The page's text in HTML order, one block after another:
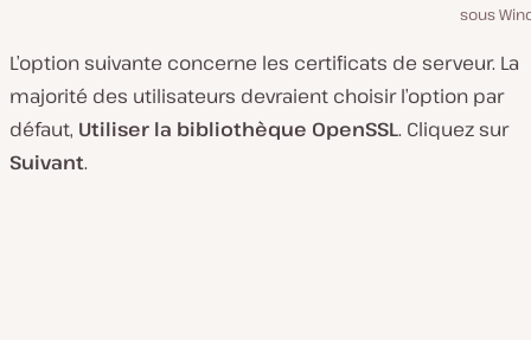
sous
L’option suivante concerne les certificats de serveur. La
majorité des utilisateurs devraient choisir l’option par
défaut, Utiliser la bibliothèque OpenSSL. Cliquez sur
Suivant.